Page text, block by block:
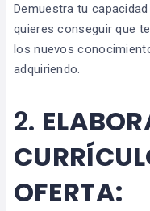
Demuestra tu
quieres conseguir que
los nuevos
adquiriendo.
2.
OFERTA: